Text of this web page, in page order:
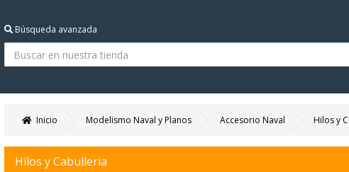
Búsqueda avanzada
Inicio Modelismo Naval y Planos Accesorio Naval Hilos y
Hilos y Cabulleria